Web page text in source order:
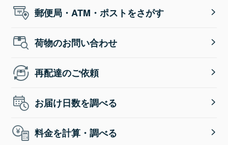
郵便局・ATM・ポストをさがす
荷物のお問い合わせ
再配達のご依頼
お届け日数を調べる
料金を計算・調べる